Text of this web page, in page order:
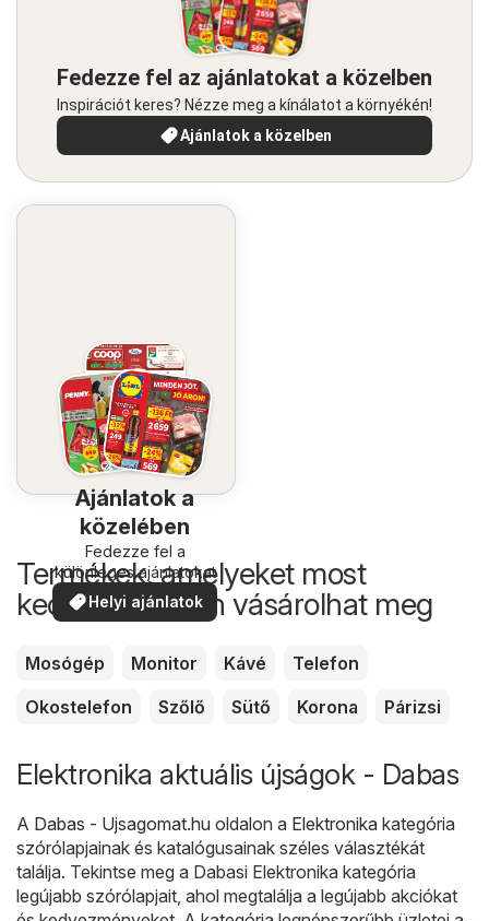
Fedezze fel az ajánlatokat a közelben
Inspirációt keres? Nézze meg a kínálatot a környékén!
Ajánlatok a közelben
Ajánlatok a
közelében
Fedezze fel a
különleges ajánlatokat
Helyi ajánlatok
Termékek, amelyeket most
kedvezőbb áron vásárolhat meg
Mosógép Monitor Kávé
Telefon
Okostelefon
Szőlő Sütő Korona Párizsi
Elektronika aktuális újságok - Dabas
A Dabas - Ujsagomat.hu oldalon a Elektronika kategória
szórólapjainak és katalógusainak széles választékát
találja. Tekintse meg a Dabasi Elektronika kategória
legújabb szórólapjait, ahol megtalálja a legújabb akciókat